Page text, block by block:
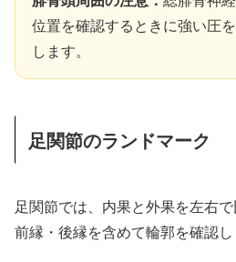
位置を確認するときに強い圧
します。
足関節のランドマーク
足関節では、内果と外果を左右
前縁・後縁を含めて輪郭を確認し